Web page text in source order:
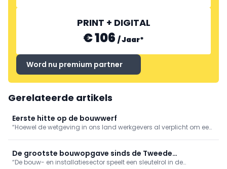
PRINT + DIGITAL
€ 106 /Jaar*
Word nu premium partner
Gerelateerde artikels
Eerste hitte op de bouwwerf
“Hoewel de wetgeving in ons land werkgevers al verplicht om een
Niko Demeester, CEO van Embuild.
De grootste bouwopgave sinds de Tweede
Wereldoorlog
“De bouw- en installatiesector speelt een sleutelrol in de